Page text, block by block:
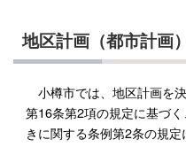
地区計画（都市計画
小樽市では、地区計画を
第16条第2項の規定に基づ
きに関する条例第2条の規定